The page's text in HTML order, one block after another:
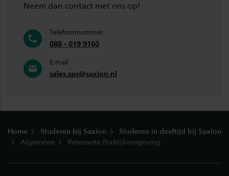
Neem dan contact met ons op!
Telefoonnummer
088 - 019 9160
E-mail
sales.sps@saxion.nl
Home Studeren bij Saxion
Studeren in deeltijd bij Saxion
Algemeen
Relevante Praktijkomgeving